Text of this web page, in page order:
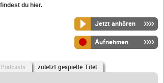
du hier.
Jetzt anhören
Aufnehmen
Podcasts zuletzt gespielte Titel